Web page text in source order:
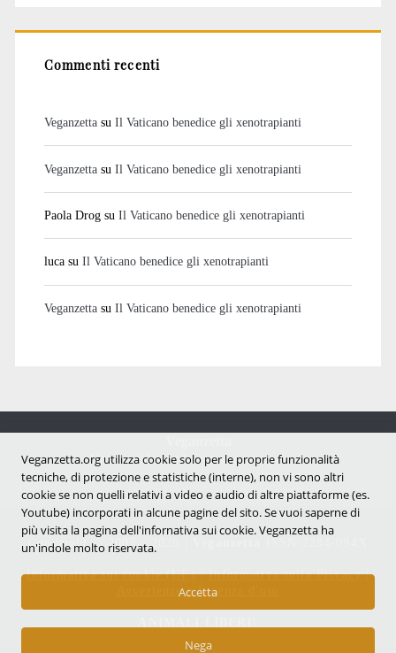
Commenti recenti
Veganzettasu Il Vaticano benedice gli xenotrapianti
Veganzettasu Il Vaticano benedice gli xenotrapianti
Paola Drogsu Il Vaticano benedice gli xenotrapianti
lucasu Il Vaticano benedice gli xenotrapianti
Veganzettasu Il Vaticano benedice gli xenotrapianti
Notizie dal mondo vegan e antispecista
Copyright © 2007 - 2026 |
Informativa sui cookie (UE)|Informativa sulla Privacy|
Avvertenze e Licenza d'uso
Veganzetta.org utilizza cookie solo per le proprie funzionalità
tecniche, di protezione e statistiche (interne), non vi sono altri
cookie se non quelli relativi a video e audio di altre piattaforme (es.
Youtube) incorporati in alcune pagine del sito. Se vuoi saperne di
più visita la pagina dell'infornativa sui cookie. Veganzetta ha
un'indole molto riservata.
Accetta
Nega